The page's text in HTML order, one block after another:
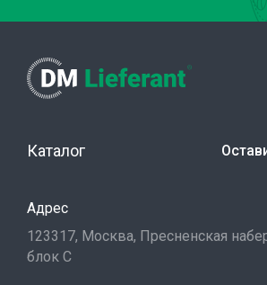
Каталог
Адрес
123317, Москва, Пресненская
блок С